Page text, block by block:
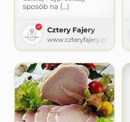
sposób na (...)
Cztery Fajery
www.czteryfajery.pl